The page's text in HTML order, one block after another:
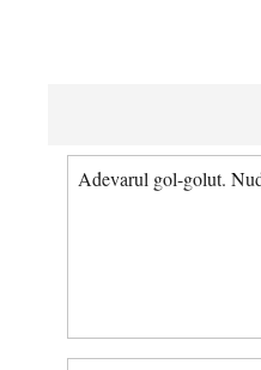
Adevarul gol-golut.